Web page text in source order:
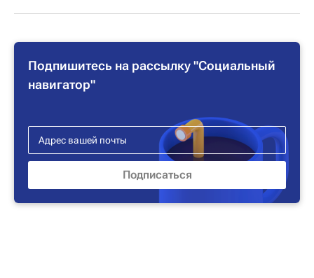
Подпишитесь на рассылку "Социальный
навигатор"